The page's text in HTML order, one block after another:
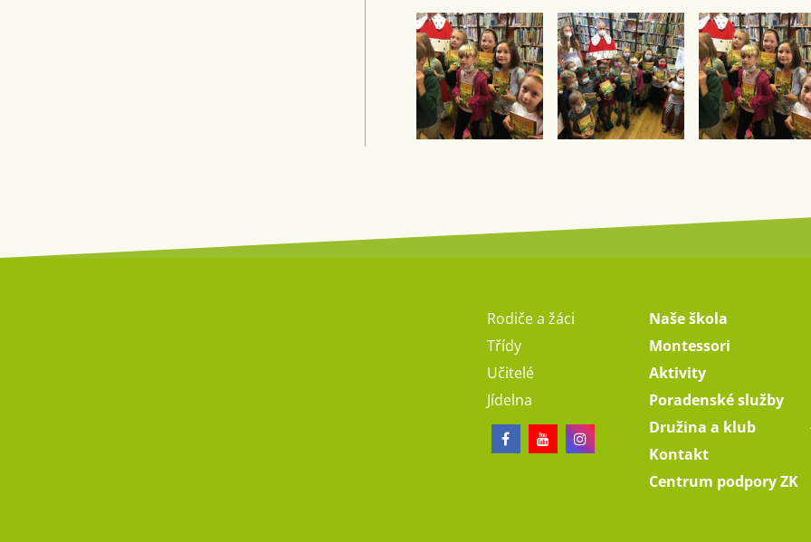
Rodiče a žáci
Třídy
Učitelé
Jídelna
Naše škola
Montessori
Aktivity
Poradenské služby
Družina a klub
Kontakt
Centrum podpory ZK